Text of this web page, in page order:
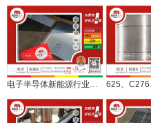
电子半导体新能源行业采购，耐腐蚀625、C276、C22合金，你该知道！